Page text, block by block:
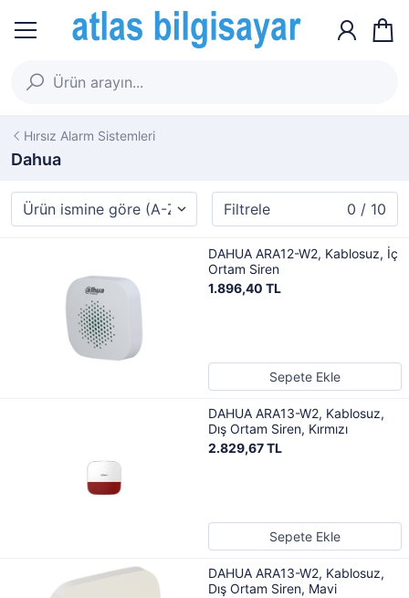
Hırsız Alarm Sistemleri
Dahua
Filtrele 0 / 10
DAHUA ARA12-W2, Kablosuz, İç
Ortam Siren
1.896,40 TL
Sepete Ekle
DAHUA ARA13-W2, Kablosuz,
Dış Ortam Siren, Kırmızı
2.829,67 TL
Sepete Ekle
DAHUA ARA13-W2, Kablosuz,
Dış Ortam Siren, Mavi